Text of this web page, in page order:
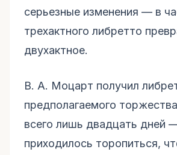
серьезные изменения — в
трехактного либретто
двухактное.
В. А. Моцарт получил
предполагаемого
всего лишь двадцать дней
приходилось торопиться,